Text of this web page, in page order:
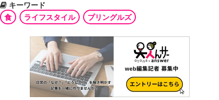
キーワード
食
ライフスタイル プリングルズ